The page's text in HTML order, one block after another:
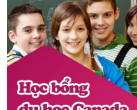
Xin trực tiếp qua hội
Danh sách học bổng du
Chương trình học bổng
Chương trình học bổng
Chương trình học bổng